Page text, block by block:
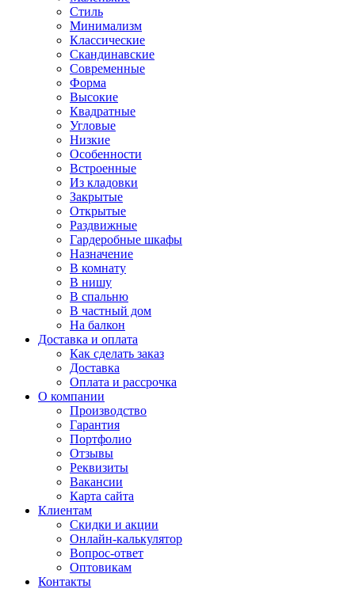
Стиль
Минимализм
Классические
Скандинавские
Современные
Форма
Высокие
Квадратные
Угловые
Низкие
Особенности
Встроенные
Из кладовки
Закрытые
Открытые
Раздвижные
Гардеробные шкафы
Назначение
В комнату
В нишу
В спальню
В частный дом
На балкон
Доставка и оплата
Как сделать заказ
Доставка
Оплата и рассрочка
О компании
Производство
Гарантия
Портфолио
Отзывы
Реквизиты
Вакансии
Карта сайта
Клиентам
Скидки и акции
Онлайн-калькулятор
Вопрос-ответ
Оптовикам
Контакты